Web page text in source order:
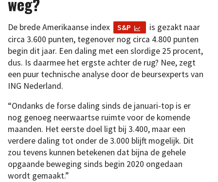
De brede Amerikaanse index S&P
is gezakt naar
circa 3.600 punten, tegenover nog circa 4.800 punten
begin dit jaar. Een daling met een slordige 25 procent,
dus. Is daarmee het ergste achter de rug? Nee, zegt
een puur technische analyse door de beursexperts van
ING Nederland.
“Ondanks de forse daling sinds de januari-top is er
nog genoeg neerwaartse ruimte voor de komende
maanden. Het eerste doel ligt bij 3.400, maar een
verdere daling tot onder de 3.000 blijft mogelijk. Dit
zou tevens kunnen betekenen dat bijna de gehele
opgaande beweging sinds begin 2020 ongedaan
wordt gemaakt.”